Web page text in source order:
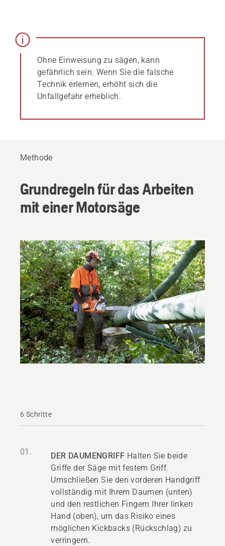
Ohne Einweisung zu sägen, kann
gefährlich sein. Wenn Sie die falsche
Technik erlernen, erhöht sich die
Unfallgefahr erheblich.
Methode
Grundregeln für das Arbeiten
mit einer Motorsäge
6 Schritte
01. DER DAUMENGRIFF Halten Sie beide
Griffe der Säge mit festem Griff.
Umschließen Sie den vorderen Handgriff
vollständig mit Ihrem Daumen (unten)
und den restlichen Fingern Ihrer linken
Hand (oben), um das Risiko eines
möglichen Kickbacks (Rückschlag) zu
verringern.